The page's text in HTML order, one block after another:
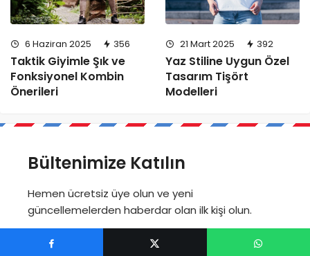
6 Haziran 2025 356
Taktik Giyimle Şık ve
Fonksiyonel Kombin
Önerileri
21 Mart 2025 392
Yaz Stiline Uygun Özel
Tasarım Tişört
Modelleri
Bültenimize Katılın
Hemen ücretsiz üye olun ve yeni
güncellemelerden haberdar olan ilk kişi olun.